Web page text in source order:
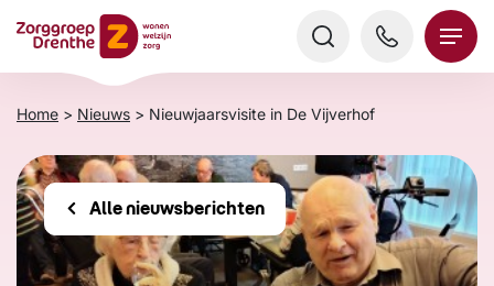
naar
content
Home > Nieuws > Nieuwjaarsvisite in De Vijverhof
Alle nieuwsberichten